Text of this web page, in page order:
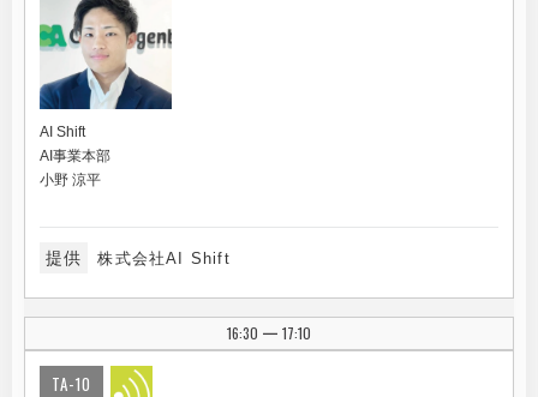
AI Shift
AI事業本部
小野 涼平
提供 株式会社AI Shift
16:30 | 17:10
TA-10